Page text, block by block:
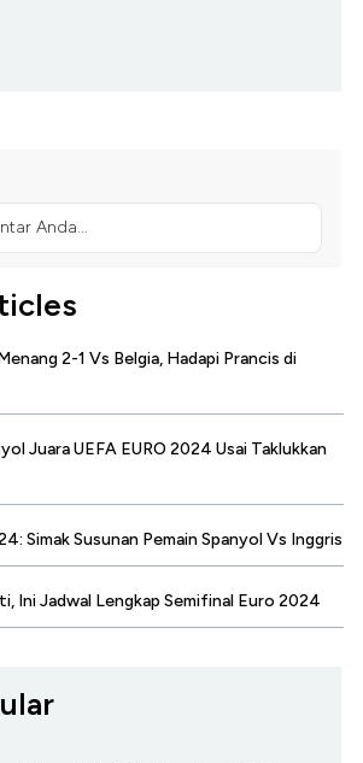
Anda...
2-1 Vs Belgia, Hadapi Prancis di
Juara UEFA EURO 2024 Usai Taklukkan
Simak Susunan Pemain Spanyol Vs Inggris
Ini Jadwal Lengkap Semifinal Euro 2024